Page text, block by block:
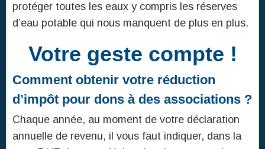
protéger toutes les eaux y compris les réserves
d’eau potable qui nous manquent de plus en plus.
Votre geste compte !
Comment obtenir votre réduction
d’impôt pour dons à des associations ?
Chaque année, au moment de votre déclaration
annuelle de revenu, il vous faut indiquer, dans la